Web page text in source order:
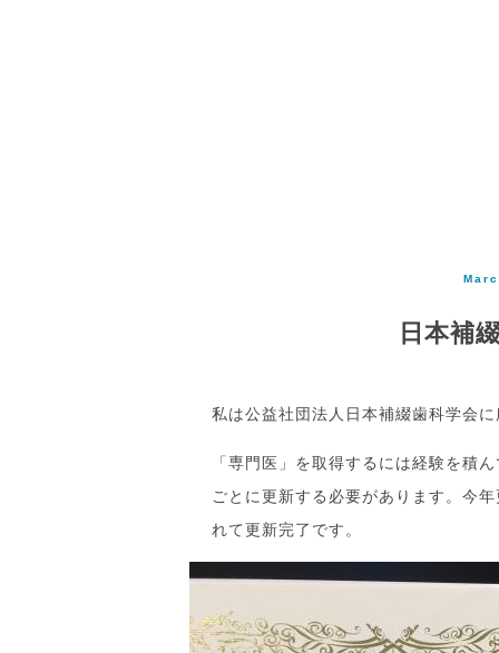
日本補
私は公益社団法人日本補綴歯科学会
「専門医」を取得するには経験を積
ごとに更新する必要があります。今
れて更新完了です。